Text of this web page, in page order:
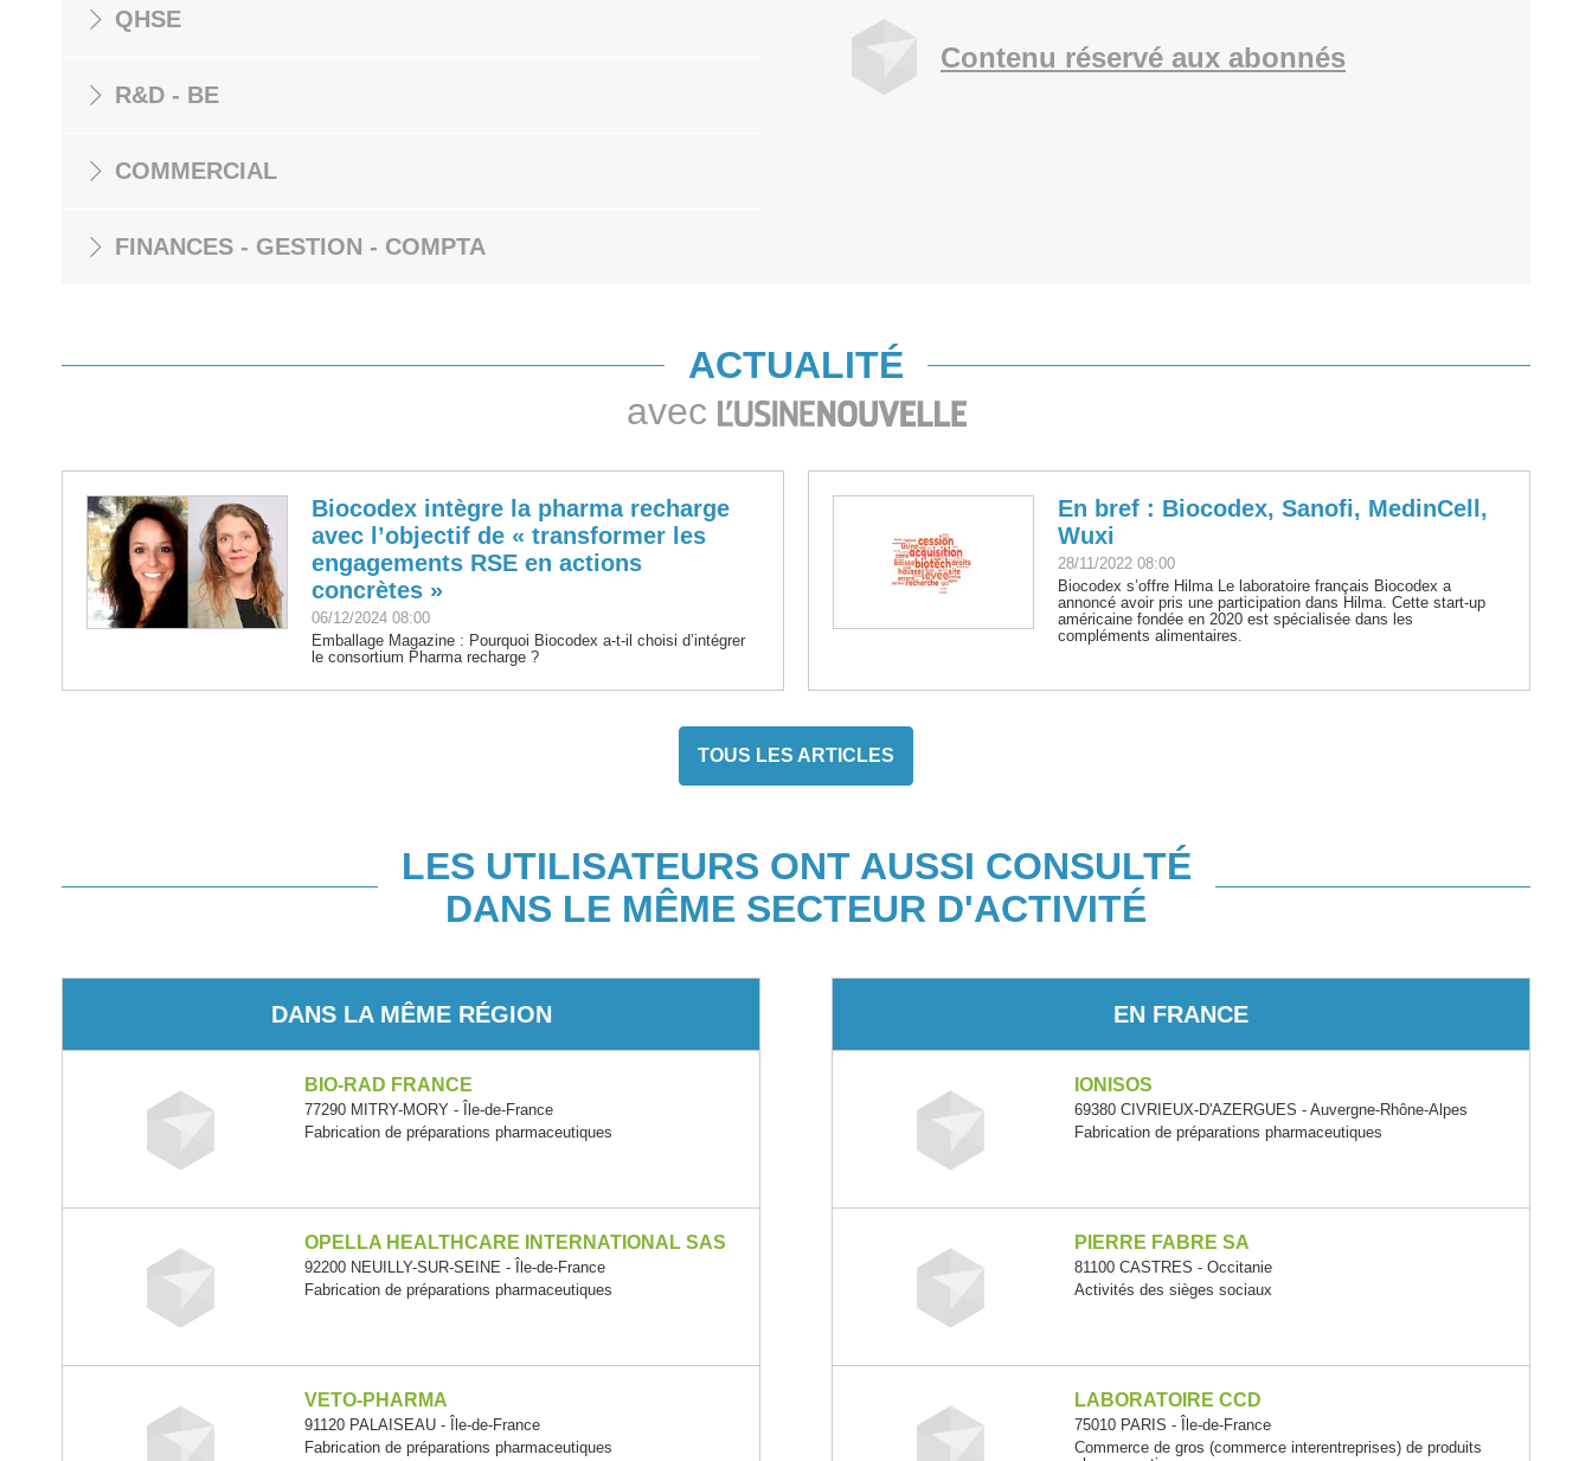
QHSE
R&D - BE
COMMERCIAL
FINANCES - GESTION - COMPTA
Contenu réservé aux abonnés
ACTUALITÉ
avec
Biocodex intègre la pharma recharge
avec l’objectif de « transformer les
engagements RSE en actions
concrètes »
06/12/2024 08:00
Emballage Magazine : Pourquoi Biocodex a-t-il choisi d’intégrer
le consortium Pharma recharge ?
En bref : Biocodex, Sanofi, MedinCell,
Wuxi
28/11/2022 08:00
Biocodex s’offre Hilma Le laboratoire français Biocodex a
annoncé avoir pris une participation dans Hilma. Cette start-up
américaine fondée en 2020 est spécialisée dans les
compléments alimentaires.
TOUS LES ARTICLES
LES UTILISATEURS ONT AUSSI CONSULTÉ
DANS LE MÊME SECTEUR D'ACTIVITÉ
DANS LA MÊME RÉGION
BIO-RAD FRANCE
77290 MITRY-MORY - Île-de-France
Fabrication de préparations pharmaceutiques
OPELLA HEALTHCARE INTERNATIONAL SAS
92200 NEUILLY-SUR-SEINE - Île-de-France
Fabrication de préparations pharmaceutiques
VETO-PHARMA
91120 PALAISEAU - Île-de-France
Fabrication de préparations pharmaceutiques
EN FRANCE
IONISOS
69380 CIVRIEUX-D'AZERGUES - Auvergne-Rhône-Alpes
Fabrication de préparations pharmaceutiques
PIERRE FABRE SA
81100 CASTRES - Occitanie
Activités des sièges sociaux
LABORATOIRE CCD
75010 PARIS - Île-de-France
Commerce de gros (commerce interentreprises) de produits